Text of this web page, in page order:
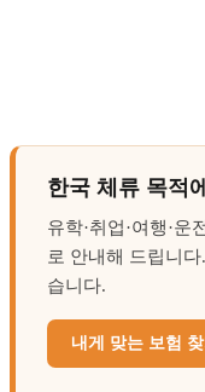
한국 체류 목적
유학·취업·여행·
로 안내해 드립니
습니다.
내게 맞는 보험 찾